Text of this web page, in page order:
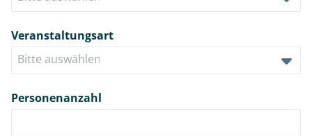
Veranstaltungsart
Personenanzahl